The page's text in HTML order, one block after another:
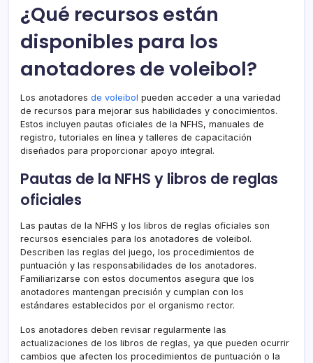
¿Qué recursos están
disponibles para los
anotadores de voleibol?
Los anotadores de voleibol pueden acceder a una variedad
de recursos para mejorar sus habilidades y conocimientos.
Estos incluyen pautas oficiales de la NFHS, manuales de
registro, tutoriales en línea y talleres de capacitación
diseñados para proporcionar apoyo integral.
Pautas de la NFHS y libros de reglas
oficiales
Las pautas de la NFHS y los libros de reglas oficiales son
recursos esenciales para los anotadores de voleibol.
Describen las reglas del juego, los procedimientos de
puntuación y las responsabilidades de los anotadores.
Familiarizarse con estos documentos asegura que los
anotadores mantengan precisión y cumplan con los
estándares establecidos por el organismo rector.
Los anotadores deben revisar regularmente las
actualizaciones de los libros de reglas, ya que pueden ocurrir
cambios que afecten los procedimientos de puntuación o la